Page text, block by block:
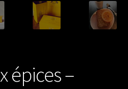
épices –